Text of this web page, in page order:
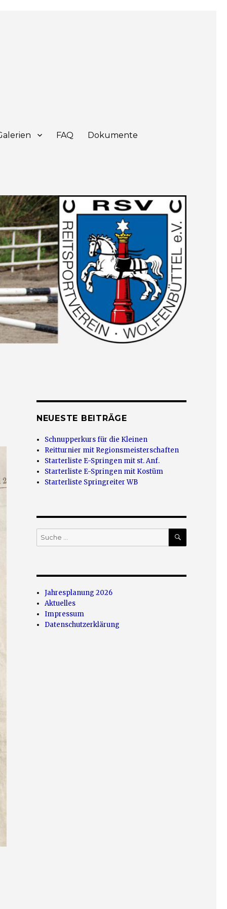
FAQ Dokumente
NEUESTE BEITRÄGE
Schnupperkurs für die Kleinen
Reitturnier mit Regionsmeisterschaften
Starterliste E-Springen mit st. Anf.
Starterliste E-Springen mit Kostüm
Starterliste Springreiter WB
Suche
nach:
SUCHEN
Jahresplanung 2026
Aktuelles
Impressum
Datenschutzerklärung